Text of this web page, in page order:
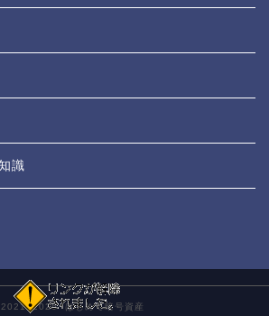
識
2021–2026 はじめて暗号資産